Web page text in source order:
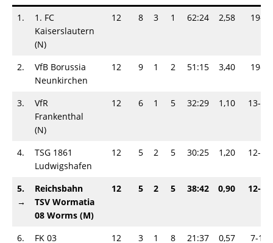
1.
1. FC
Kaiserslautern
(N)
12 8 3 1 62:24 2,58 19-5
2.
VfB Borussia
Neunkirchen
12 9 1 2 51:15 3,40 19-5
3.
VfR
Frankenthal
(N)
12 6 1 5 32:29 1,10 13-11
4.
TSG 1861
Ludwigshafen
12 5 2 5 30:25 1,20 12-12
5.
→
Reichsbahn
TSV Wormatia
08 Worms (M)
12 5 2 5 38:42 0,90 12-12
6.
FK 03
12 3 1 8 21:37 0,57 7-17